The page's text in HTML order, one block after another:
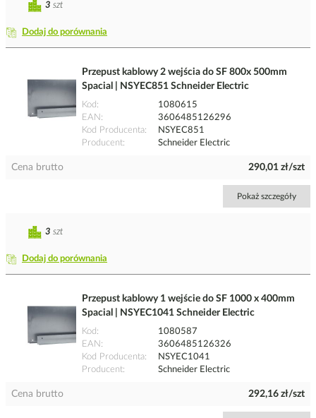
Dodaj do porównania
3 szt
Przepust kablowy 2 wejścia do SF 800x 500mm
Spacial | NSYEC851 Schneider Electric
Kod
1080615
EAN
3606485126296
Kod Producenta
NSYEC851
Producent
Schneider Electric
Cena brutto 290,01 zł/szt
Pokaż szczegóły
Dodaj do porównania
3 szt
Przepust kablowy 1 wejście do SF 1000 x 400mm
Spacial | NSYEC1041 Schneider Electric
Kod
1080587
EAN
3606485126326
Kod Producenta
NSYEC1041
Producent
Schneider Electric
Cena brutto 292,16 zł/szt